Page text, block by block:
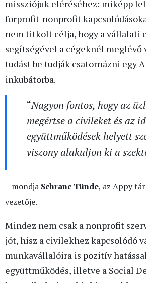
missziójuk eléréséhez: miképp
forprofit-nonprofit
nem titkolt célja, hogy a vállalati
segítségével a cégeknél meglévő
tudást be tudják csatornázni egy
inkubátorba.
“Nagyon fontos, hogy az
megértse a civileket és az
együttműködések helyett
viszony alakuljon ki a
– mondja Schranc Tünde, az Appy
vezetője.
Mindez nem csak a nonprofit
jót, hisz a civilekhez kapcsolódó
munkavállalóira is pozitív
együttműködés, illetve a Social